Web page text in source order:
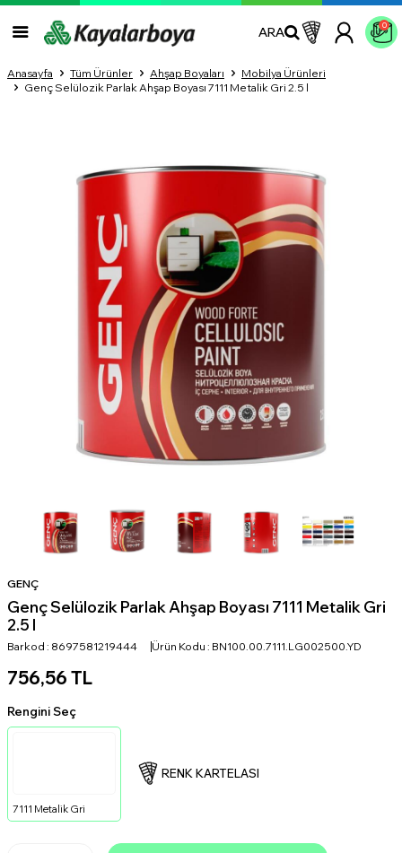
ARA 0
Anasayfa Tüm Ürünler Ahşap Boyaları
Mobilya Ürünleri
Genç Selülozik Parlak Ahşap Boyası 7111 Metalik Gri 2.5 l
GENÇ
Genç Selülozik Parlak Ahşap Boyası 7111 Metalik Gri
2.5 l
Barkod : 8697581219444 Ürün Kodu : BN100.00.7111.LG002500.YD
756,56 TL
Rengini Seç
7111 Metalik Gri
RENK KARTELASI